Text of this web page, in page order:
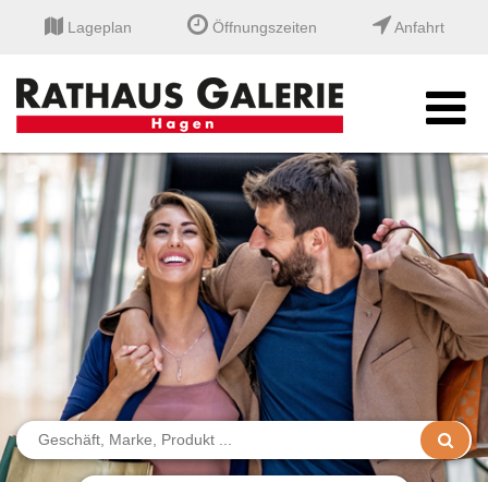
Lageplan Öffnungszeiten Anfahrt